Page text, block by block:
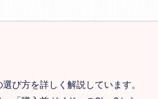
び方を詳しく解説しています。